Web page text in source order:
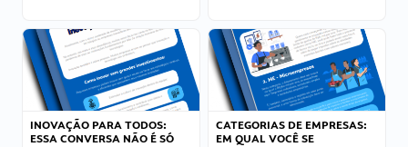
INOVAÇÃO PARA TODOS:
ESSA CONVERSA NÃO É SÓ
CATEGORIAS DE EMPRESAS:
EM QUAL VOCÊ SE